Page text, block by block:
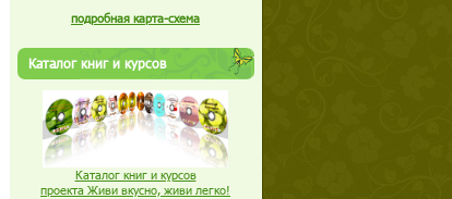
подробная карта-схема
Каталог книг и курсов
Каталог книг и курсов
проекта Живи вкусно, живи легко!